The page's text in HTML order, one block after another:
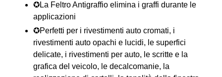
✪La Feltro Antigraffio elimina i graffi durante le
applicazioni
✪Perfetti per i rivestimenti auto cromati, i
rivestimenti auto opachi e lucidi, le superfici
delicate, i rivestimenti per auto, le scritte e la
grafica del veicolo, le decalcomanie, la